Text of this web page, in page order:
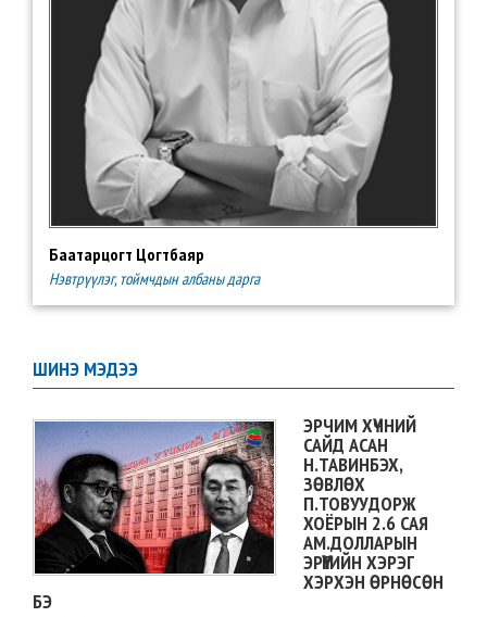
Баатарцогт Цогтбаяр
Нэвтрүүлэг, тоймчдын албаны дарга
ШИНЭ МЭДЭЭ
ЭРЧИМ ХҮЧНИЙ
САЙД АСАН
Н.ТАВИНБЭХ,
ЗӨВЛӨХ
П.ТОВУУДОРЖ
ХОЁРЫН 2.6 САЯ
АМ.ДОЛЛАРЫН
ЭРҮҮГИЙН ХЭРЭГ
ХЭРХЭН ӨРНӨСӨН
БЭ